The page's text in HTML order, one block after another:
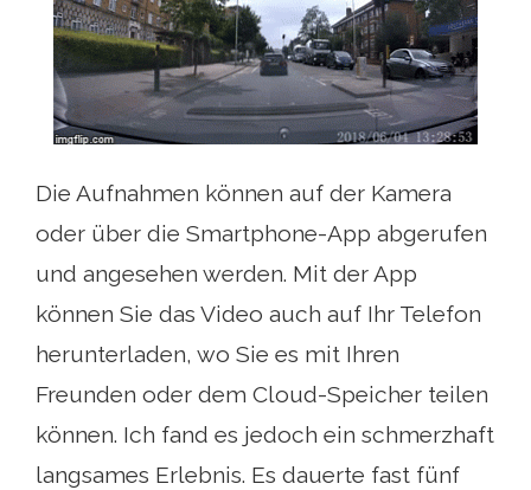
Die Aufnahmen können auf der Kamera
oder über die Smartphone-App abgerufen
und angesehen werden. Mit der App
können Sie das Video auch auf Ihr Telefon
herunterladen, wo Sie es mit Ihren
Freunden oder dem Cloud-Speicher teilen
können. Ich fand es jedoch ein schmerzhaft
langsames Erlebnis. Es dauerte fast fünf